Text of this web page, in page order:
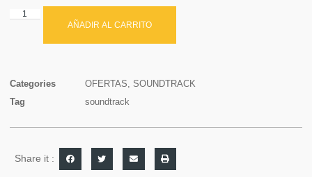
AÑADIR AL CARRITO
Categories OFERTAS, SOUNDTRACK
Tag
soundtrack
Share it :